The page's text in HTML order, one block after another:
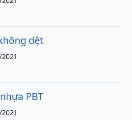
dệt
PBT